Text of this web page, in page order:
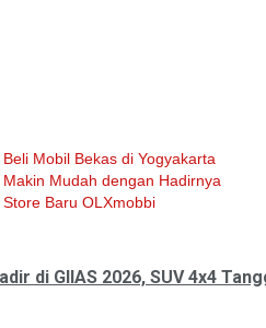
Beli Mobil Bekas di Yogyakarta
Makin Mudah dengan Hadirnya
Store Baru OLXmobbi
di GIIAS 2026, SUV 4x4